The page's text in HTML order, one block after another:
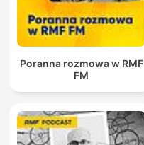
Poranna rozmowa w RMF
FM